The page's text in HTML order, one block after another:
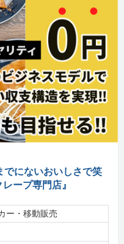
でにないおいしさで笑
ープ専門店』
ー・移動販売